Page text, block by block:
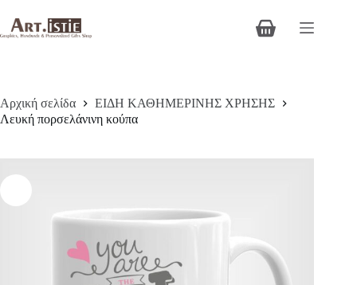
στο
περιεχόμενο
Καλάθι
Αρχική σελίδα
ΕΙΔΗ ΚΑΘΗΜΕΡΙΝΗΣ ΧΡΗΣΗΣ
Λευκή πορσελάνινη κούπα